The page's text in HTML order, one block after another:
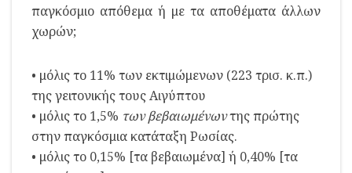
παγκόσμιο απόθεμα ή με τα αποθέματα άλλων
χωρών;
• μόλις το 11% των εκτιμώμενων (223 τρισ. κ.π.)
της γειτονικής τους Αιγύπτου
• μόλις το 1,5% των βεβαιωμένωντης πρώτης
στην παγκόσμια κατάταξη Ρωσίας.
• μόλις το 0,15% [τα βεβαιωμένα] ή 0,40% [τα